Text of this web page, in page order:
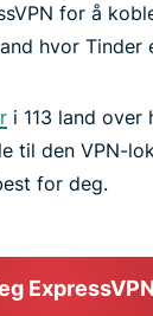
for å
hvor Tinder
i 113 land over
til den VPN-
for deg.
ExpressVPN